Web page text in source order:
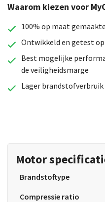
Op
Waarom kiezen voor
100% op maat
Ontwikkeld en getest
Best mogelijke
de veiligheidsmarge
Lager brandstofverbruik
Motor
Brandstoftype
Compressie ratio